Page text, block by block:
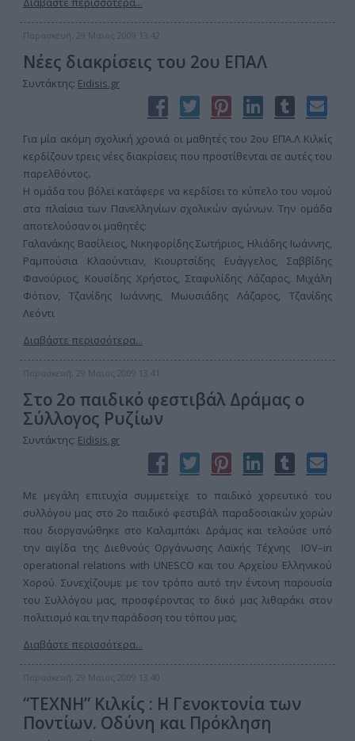
Παρασκευή, 29 Μαϊος 2009 13:42
Νέες διακρίσεις του 2ου ΕΠΑΛ
Συντάκτης: Eidisis.gr
Για μία ακόμη σχολική χρονιά οι μαθητές του 2ου ΕΠΑ.Λ Κιλκίς
κερδίζουν τρεις νέες διακρίσεις που προστίθενται σε αυτές του
παρελθόντος.
Η ομάδα του βόλεϊ κατάφερε να κερδίσει το κύπελο του νομού
στα πλαίσια των Πανελληνίων σχολικών αγώνων. Την ομάδα
αποτελούσαν οι μαθητές:
Γαλανάκης Βασίλειος, Νικηφορίδης Σωτήριος, Ηλιάδης Ιωάννης,
Ραμπούσια Κλαούντιαν, Κιουρτσίδης Ευάγγελος, Σαββίδης
Φανούριος, Κουσίδης Χρήστος, Σταφυλίδης Λάζαρος, Μιχάλη
Φότιον, Τζανίδης Ιωάννης, Μωυσιάδης Λάζαρος, Τζανίδης
Λεόντι
Διαβάστε περισσότερα...
Παρασκευή, 29 Μαϊος 2009 13:41
Στο 2ο παιδικό φεστιβάλ Δράμας o
Σύλλογος Ρυζίων
Συντάκτης: Eidisis.gr
Με μεγάλη επιτυχία συμμετείχε το παιδικό χορευτικό του
συλλόγου μας στο 2ο παιδικό φεστιβάλ παραδοσιακών χορών
που διοργανώθηκε στο Καλαμπάκι Δράμας και τελούσε υπό
την αιγίδα της Διεθνούς Οργάνωσης Λαϊκής Τέχνης IOV–in
operational relations with UNESCO και του Αρχείου Ελληνικού
Χορού. Συνεχίζουμε με τον τρόπο αυτό την έντονη παρουσία
του Συλλόγου μας, προσφέροντας το δικό μας λιθαράκι στον
πολιτισμό και την παράδοση του τόπου μας.
Διαβάστε περισσότερα...
Παρασκευή, 29 Μαϊος 2009 13:40
“ΤΕΧΝΗ” Κιλκίς : Η Γενοκτονία των
Ποντίων. Οδύνη και Πρόκληση